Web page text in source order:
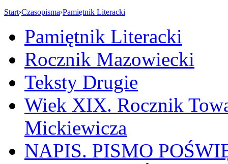
Start›Czasopisma›Pamiętnik Literacki
Pamiętnik Literacki
Rocznik Mazowiecki
Teksty Drugie
Wiek XIX. Rocznik
Mickiewicza
NAPIS. PISMO